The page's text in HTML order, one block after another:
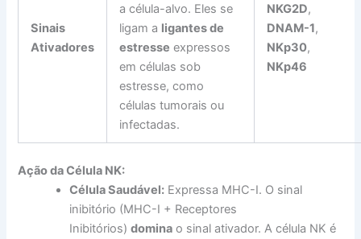
Sinais
Ativadores
a célula-alvo. Eles se
ligam a ligantes de
estresse expressos
em células sob
estresse, como
células tumorais ou
infectadas.
NKG2D,
DNAM-1,
NKp30,
NKp46
Ação da Célula NK:
Célula Saudável: Expressa MHC-I. O sinal
inibitório (MHC-I + Receptores
Inibitórios)domina o sinal ativador. A célula NK é